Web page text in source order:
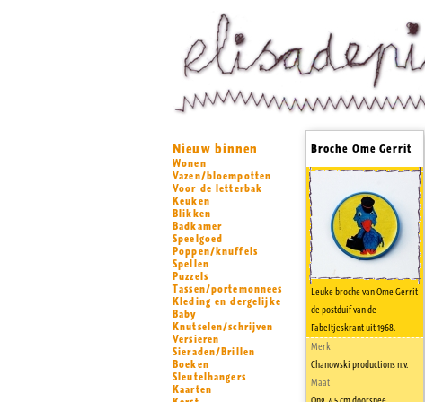
Nieuw binnen
Wonen
Vazen/bloempotten
Voor de letterbak
Keuken
Blikken
Badkamer
Speelgoed
Poppen/knuffels
Spellen
Puzzels
Tassen/portemonnees
Kleding en dergelijke
Baby
Knutselen/schrijven
Versieren
Sieraden/Brillen
Boeken
Sleutelhangers
Kaarten
Broche Ome Gerrit
Leuke broche van Ome Gerrit
de postduif van de
Fabeltjeskrant uit 1968.
Merk
Chanowski productions n.v.
Maat